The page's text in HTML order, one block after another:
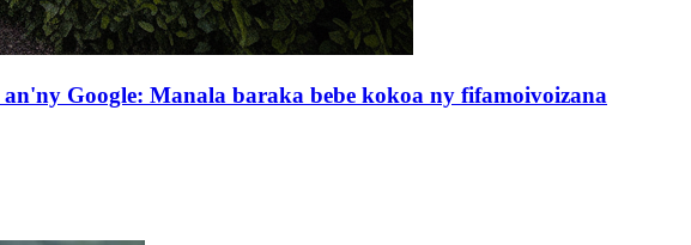
Google: Manala baraka bebe kokoa ny fifamoivoizana